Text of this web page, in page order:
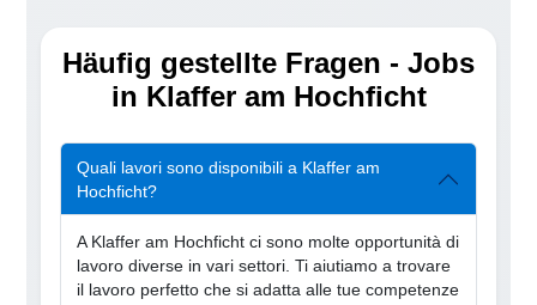
Häufig gestellte Fragen - Jobs
in Klaffer am Hochficht
Quali lavori sono disponibili a Klaffer am
Hochficht?
A Klaffer am Hochficht ci sono molte opportunità di
lavoro diverse in vari settori. Ti aiutiamo a trovare
il lavoro perfetto che si adatta alle tue competenze